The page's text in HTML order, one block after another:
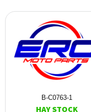
B-C0763-1
HAY STOCK